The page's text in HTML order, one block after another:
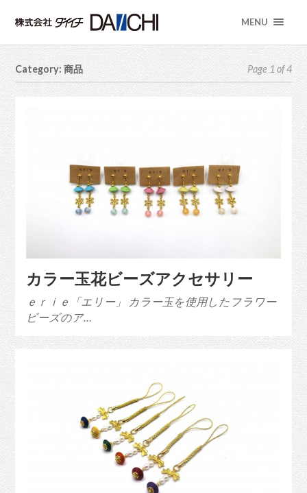
MENU
Category: 商品 Page 1 of 4
カラー玉花ビーズアクセサリー
ｅｒｉｅ「エリー」 カラー玉を使用したフラワー
ビーズのア…